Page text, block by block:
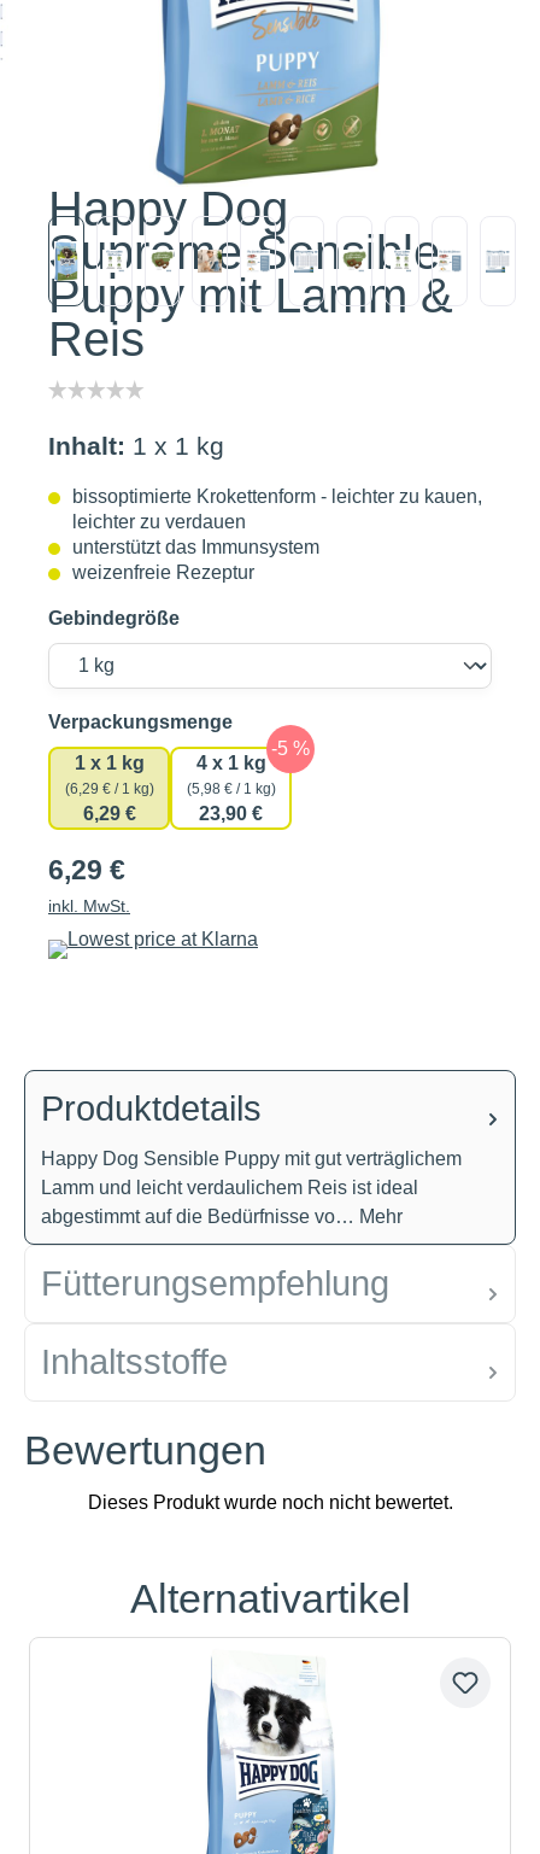
Happy Dog
Supreme Sensible
Puppy mit Lamm &
Reis
Inhalt: 1 x 1 kg
bissoptimierte Krokettenform - leichter zu kauen,
leichter zu verdauen
unterstützt das Immunsystem
weizenfreie Rezeptur
Gebindegröße
Verpackungsmengeauswählen
1 x 1 kg
(6,29 € / 1 kg)
6,29 €
4 x 1 kg
(5,98 € / 1 kg)
23,90 €
6,29 €
inkl. MwSt.
Produktdetails
Happy Dog Sensible Puppy mit gut verträglichem
Lamm und leicht verdaulichem Reis ist ideal
abgestimmt auf die Bedürfnisse vo… Mehr
Fütterungsempfehlung
Inhaltsstoffe
Bewertungen
Produktgalerie überspringen
Alternativartikel